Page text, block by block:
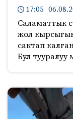
17:05
Саламаттык
жол
сактап
Бул